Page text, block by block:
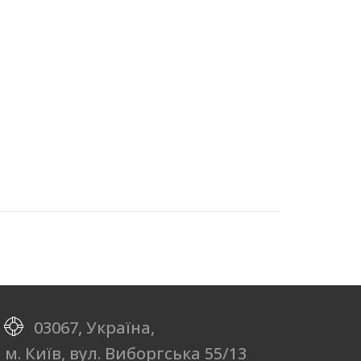
03067, Україна,
м. Київ, вул. Виборгська 55/13